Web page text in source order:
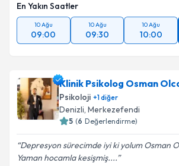
En Yakın Saatler
10 Ağu
09:00
10 Ağu
09:30
10 Ağu
10:00
Klinik Psikolog Osman
Psikoloji +1diğer
Denizli, Merkezefendi
5 (6 Değerlendirme)
Depresyon sürecimde iyi ki yolum Osman
Yaman hocamla kesişmiş....